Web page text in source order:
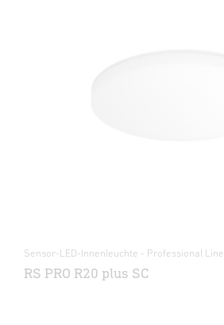
Sensor-LED-Innenleuchte - Professional Line
RS PRO R20 plus SC